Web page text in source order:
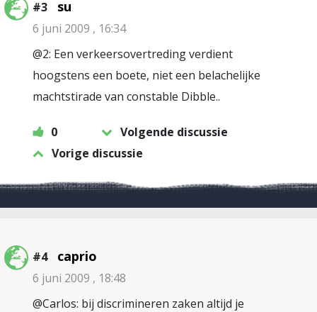
#3 su
6 juni 2009 , 16:34
@2: Een verkeersovertreding verdient
hoogstens een boete, niet een belachelijke
machtstirade van constable Dibble..
0
Volgende discussie
Vorige discussie
#4 caprio
6 juni 2009 , 18:48
@Carlos: bij discrimineren zaken altijd je